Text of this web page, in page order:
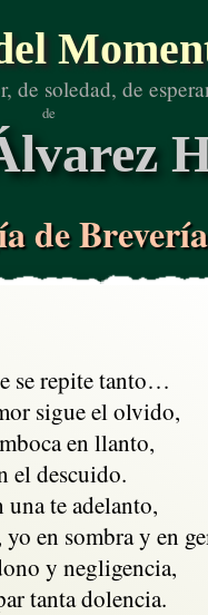
de soledad, de
de
de
se repite tanto…
sigue el olvido,
en llanto,
el descuido.
una te adelanto,
en sombra y en
y negligencia,
tanta dolencia.